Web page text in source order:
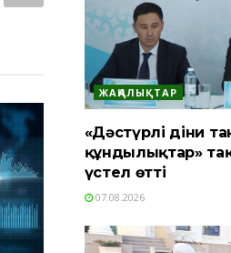
ЖАҢАЛЫҚТАР
«Дәстүрлі діни
құндылықтар»
үстел өтті
07.08.2026